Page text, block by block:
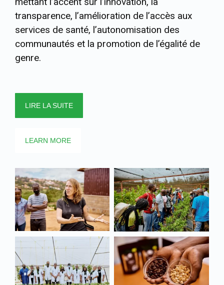
transparence, l’amélioration de l’accès aux
services de santé, l’autonomisation des
communautés et la promotion de l’égalité de
genre.
LIRE LA SUITE
LEARN MORE